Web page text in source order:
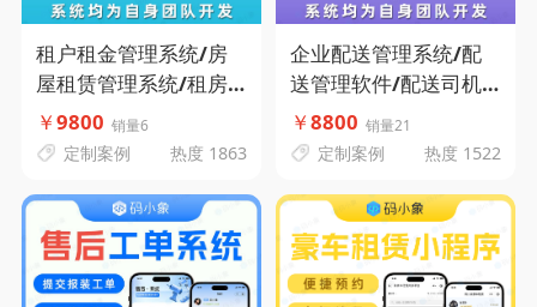
租户租金管理系统/房
屋租赁管理系统/租房
管理系统-码小象源码
￥9800 销量6
定制案例 热度 1863
企业配送管理系统/配
送管理软件/配送司机
管理-码小象源码
￥8800 销量21
定制案例 热度 1522